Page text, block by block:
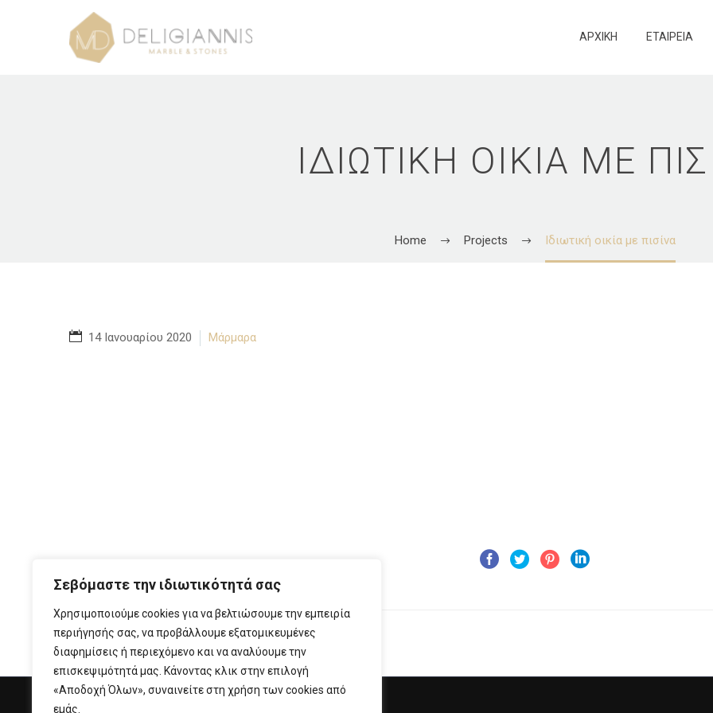
Σεβόμαστε την ιδιωτικότητά σας
Χρησιμοποιούμε cookies για να βελτιώσουμε την εμπειρία
περιήγησής σας, να προβάλλουμε εξατομικευμένες
διαφημίσεις ή περιεχόμενο και να αναλύουμε την
επισκεψιμότητά μας. Κάνοντας κλικ στην επιλογή
«Αποδοχή Όλων», συναινείτε στη χρήση των cookies από
εμάς.
ΑΡΧΙΚΉ ΕΤΑΙΡΕΊΑ
ΙΔΙΩΤΙΚΉ ΟΙΚΊΑ ΜΕ
Home Projects Ιδιωτική οικία με πισίνα
14 Ιανουαρίου 2020 Μάρμαρα